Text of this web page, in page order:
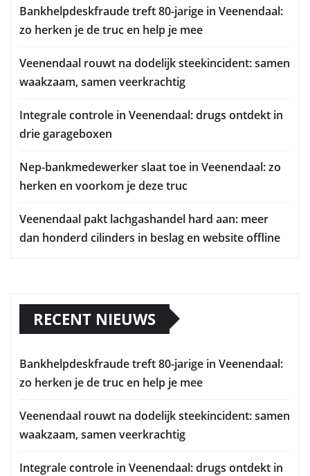
Bankhelpdeskfraude treft 80-jarige in Veenendaal:
zo herken je de truc en help je mee
Veenendaal rouwt na dodelijk steekincident: samen
waakzaam, samen veerkrachtig
Integrale controle in Veenendaal: drugs ontdekt in
drie garageboxen
Nep-bankmedewerker slaat toe in Veenendaal: zo
herken en voorkom je deze truc
Veenendaal pakt lachgashandel hard aan: meer
dan honderd cilinders in beslag en website offline
RECENT NIEUWS
Bankhelpdeskfraude treft 80-jarige in Veenendaal:
zo herken je de truc en help je mee
Veenendaal rouwt na dodelijk steekincident: samen
waakzaam, samen veerkrachtig
Integrale controle in Veenendaal: drugs ontdekt in